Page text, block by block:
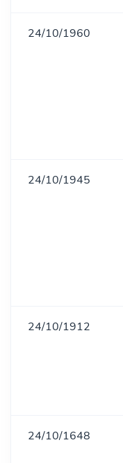
24/10/1960
24/10/1945
24/10/1912
24/10/1648